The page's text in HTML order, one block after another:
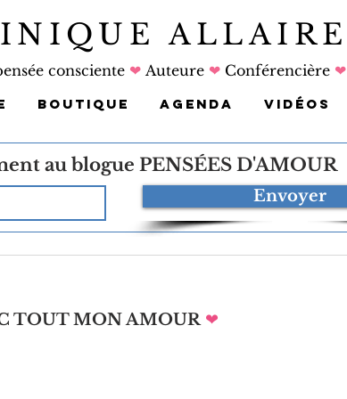
ALLAIRE
consciente ❤Auteure ❤Conférencière ❤
BOUTIQUE AGENDA VIDÉOS
au blogue PENSÉES D'AMOUR
Envoyer
TOUT MON AMOUR ❤